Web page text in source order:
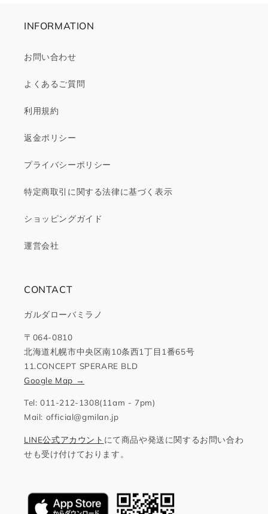
INFORMATION
お問い合わせ
よくあるご質問
利用規約
返金ポリシー
プライバシーポリシー
特定商取引に関する法律に基づく表示
ショッピングガイド
運営会社
CONTACT
ガルダローバミラノ
〒064-0810
北海道札幌市中央区南10条西1丁目1番65号
11.CONCEPT SPERARE BLD
Google Map →
Tel: 011-212-1308(11am - 7pm)
Mail: official@gmilan.jp
LINE公式アカウント にて商品や発送に関するお問い合わ
せも受け付けております。